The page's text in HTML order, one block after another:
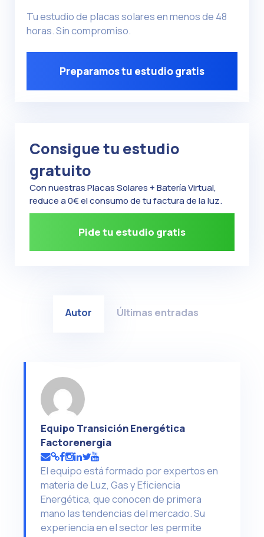
Tu estudio de placas solares en menos de 48
horas. Sin compromiso.
Preparamos tu estudio gratis
Consigue tu estudio
gratuito
Con nuestras Placas Solares + Batería Virtual,
reduce a 0€ el consumo de tu factura de la luz.
Pide tu estudio gratis
Autor Últimas entradas
Equipo Transición Energética
Factorenergia
El equipo está formado por expertos en
materia de Luz, Gas y Eficiencia
Energética, que conocen de primera
mano las tendencias del mercado. Su
experiencia en el sector les permite